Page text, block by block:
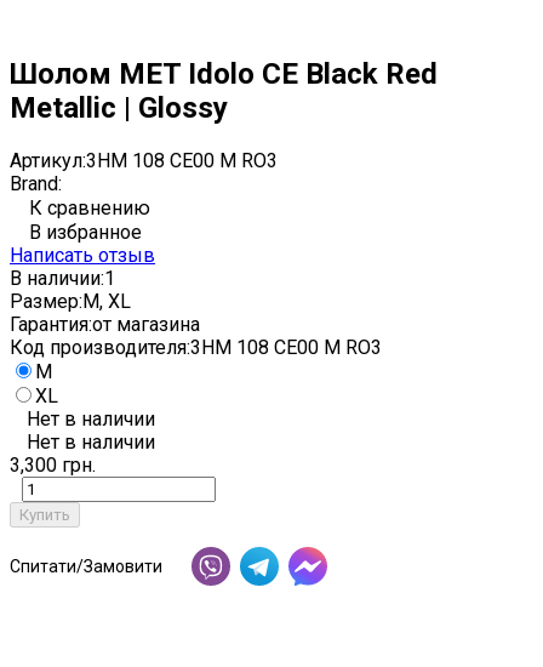
Шолом MET Idolo CE Black Red
Metallic | Glossy
Артикул:3HM 108 CE00 M RO3
Brand:
К сравнению
В избранное
Написать отзыв
В наличии:1
Размер:M, XL
Гарантия:от магазина
Код производителя:3HM 108 CE00 M RO3
M
XL
Нет в наличии
Нет в наличии
3,300 грн.
Купить
Спитати/Замовити